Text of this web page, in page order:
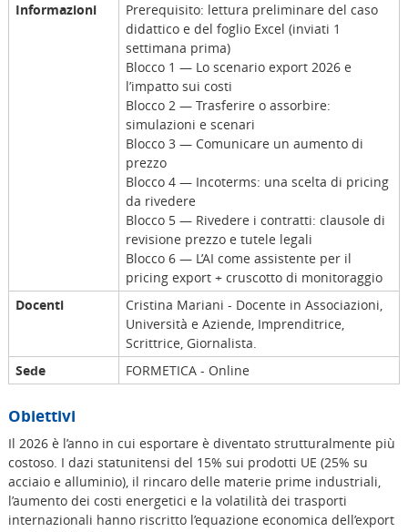
Informazioni
Prerequisito: lettura preliminare del caso
didattico e del foglio Excel (inviati 1
settimana prima)
Blocco 1 — Lo scenario export 2026 e
l’impatto sui costi
Blocco 2 — Trasferire o assorbire:
simulazioni e scenari
Blocco 3 — Comunicare un aumento di
prezzo
Blocco 4 — Incoterms: una scelta di pricing
da rivedere
Blocco 5 — Rivedere i contratti: clausole di
revisione prezzo e tutele legali
Blocco 6 — L’AI come assistente per il
pricing export + cruscotto di monitoraggio
Docenti
Cristina Mariani - Docente in Associazioni,
Università e Aziende, Imprenditrice,
Scrittrice, Giornalista.
Sede
FORMETICA - Online
Obiettivi
Il 2026 è l’anno in cui esportare è diventato strutturalmente più
costoso. I dazi statunitensi del 15% sui prodotti UE (25% su
acciaio e alluminio), il rincaro delle materie prime industriali,
l’aumento dei costi energetici e la volatilità dei trasporti
internazionali hanno riscritto l’equazione economica dell’export